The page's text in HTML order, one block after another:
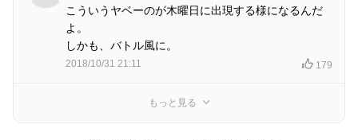
こういうヤベーのが木曜日に出現する様になるんだ
よ。
しかも、バトル風に。
2018/10/31 21:11 179
もっと見る